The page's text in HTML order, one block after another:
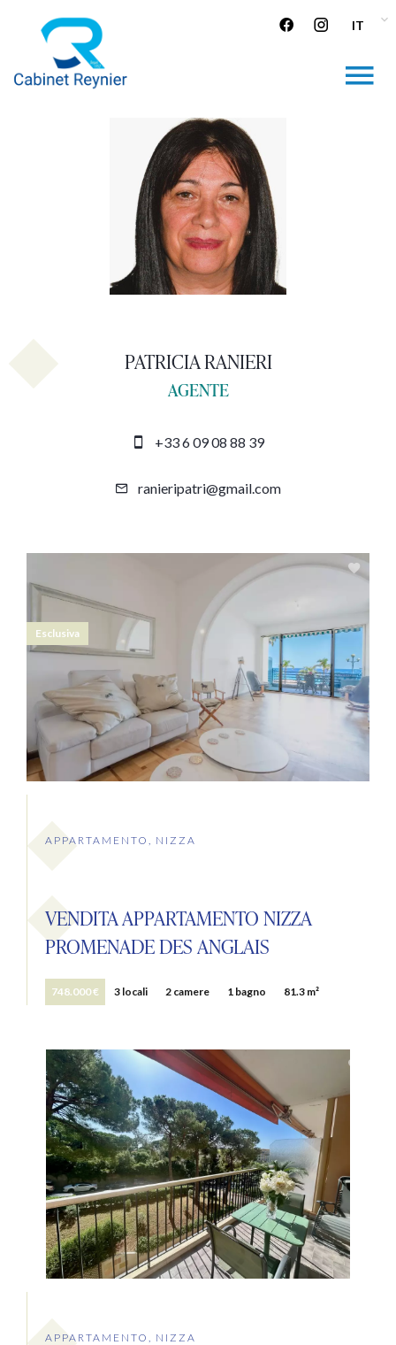
IT
PATRICIA RANIERI
AGENTE
+33 6 09 08 88 39
ranieripatri@gmail.com
APPARTAMENTO, NIZZA
VENDITA APPARTAMENTO NIZZA
PROMENADE DES ANGLAIS
748.000 € 3 locali 2 camere 1 bagno 81.3 m²
Esclusiva
APPARTAMENTO, NIZZA